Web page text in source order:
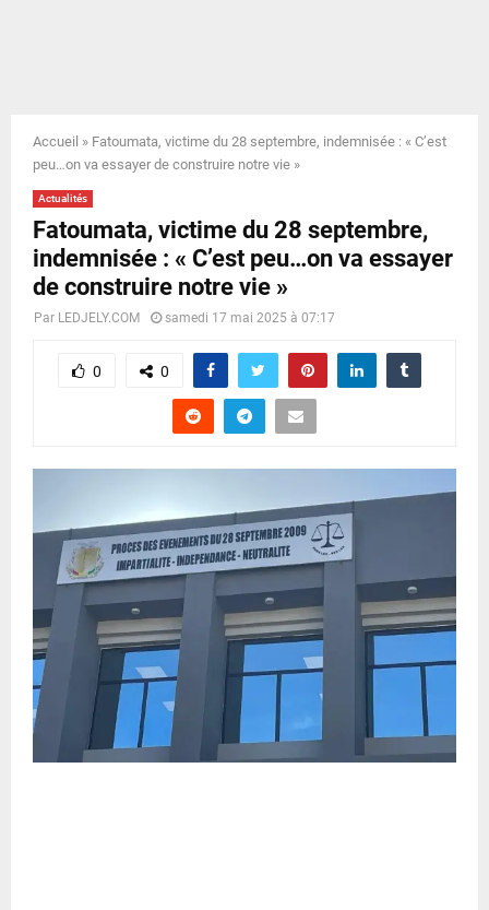
N
U
Accueil » Fatoumata, victime du 28 septembre, indemnisée : « C’est
peu…on va essayer de construire notre vie »
Actualités
Fatoumata, victime du 28 septembre,
indemnisée : « C’est peu…on va essayer
de construire notre vie »
Par LEDJELY.COM samedi 17 mai 2025 à 07:17
0 0